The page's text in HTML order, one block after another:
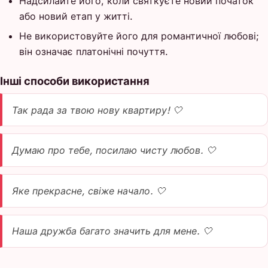
або новий етап у житті.
Не використовуйте його для романтичної любові;
він означає платонічні почуття.
Інші способи використання
Так рада за твою нову квартиру! 🤍
Думаю про тебе, посилаю чисту любов. 🤍
Яке прекрасне, свіже начало. 🤍
Наша дружба багато значить для мене. 🤍